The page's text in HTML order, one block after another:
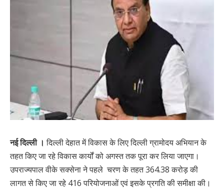
नई दिल्ली । दिल्ली देहात में विकास के लिए दिल्ली ग्रामोदय अभियान के
तहत किए जा रहे विकास कार्यों को अगस्त तक पूरा कर लिया जाएगा।
उपराज्यपाल वीके सक्सेना ने पहले चरण के तहत 364.38 करोड़ की
लागत से किए जा रहे 416 परियोजनाओं एवं इसके प्रगति की समीक्षा की।